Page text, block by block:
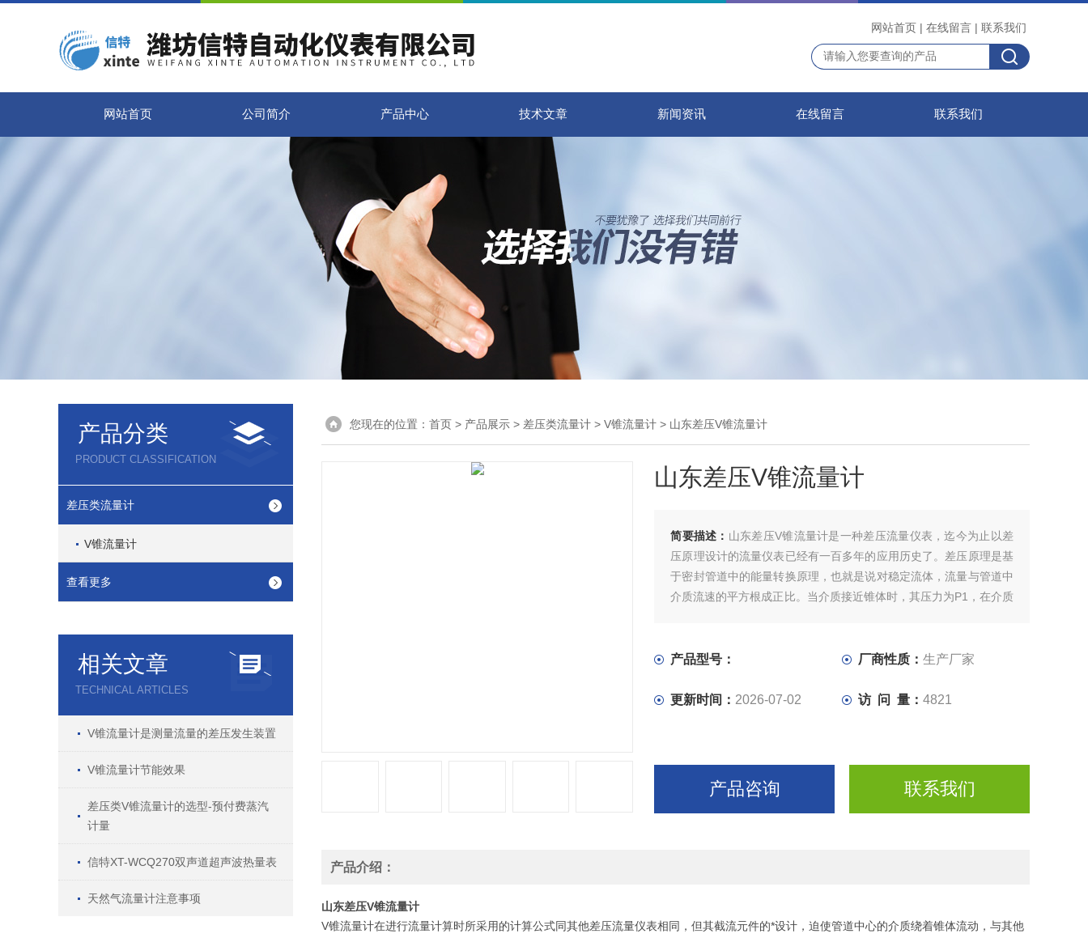
网站首页 | 在线留言 | 联系我们
网站首页 公司简介 产品中心 技术文章 新闻资讯 在线留言 联系我们
产品分类
PRODUCT CLASSIFICATION
差压类流量计
V锥流量计
查看更多
相关文章
TECHNICAL ARTICLES
V锥流量计是测量流量的差压发生装置
V锥流量计节能效果
差压类V锥流量计的选型-预付费蒸汽
计量
信特XT-WCQ270双声道超声波热量表
天然气流量计注意事项
您现在的位置： 首页 > 产品展示 > 差压类流量计 > V锥流量计 > 山东差压V锥流量计
山东差压V锥流量计
简要描述： 山东差压V锥流量计是一种差压流量仪表，迄今为止以差
压原理设计的流量仪表已经有一百多年的应用历史了。差压原理是基
于密封管道中的能量转换原理，也就是说对稳定流体，流量与管道中
介质流速的平方根成正比。当介质接近锥体时，其压力为P1，在介质
计的两个取压口之间的差压值会增大或缩小。
产品型号： 厂商性质：生产厂家
更新时间： 2026-07-02 访 问 量：4821
产品咨询 联系我们
产品介绍：
山东差压V锥流量计
V锥流量计在进行流量计算时所采用的计算公式同其他差压流量仪表相同，但其截流元件的*设计，迫使管道中心的介质绕着锥体流动，与其他